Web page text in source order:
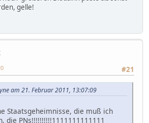
gelle!
#21
am 21. Februar 2011, 13:07:09
Staatsgeheimnisse, die muß ich
die PNs!!!!!!!!!!1111111111111